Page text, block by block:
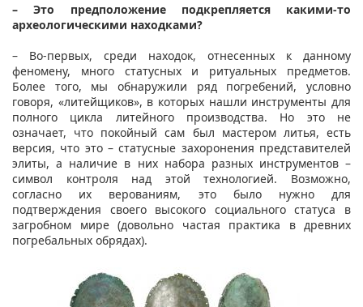
– Это предположение подкрепляется какими-то
археологическими находками?
– Во-первых, среди находок, отнесенных к данному
феномену, много статусных и ритуальных предметов.
Более того, мы обнаружили ряд погребений, условно
говоря, «литейщиков», в которых нашли инструменты для
полного цикла литейного производства. Но это не
означает, что покойный сам был мастером литья, есть
версия, что это – статусные захоронения представителей
элиты, а наличие в них набора разных инструментов –
символ контроля над этой технологией. Возможно,
согласно их верованиям, это было нужно для
подтверждения своего высокого социального статуса в
загробном мире (довольно частая практика в древних
погребальных обрядах).